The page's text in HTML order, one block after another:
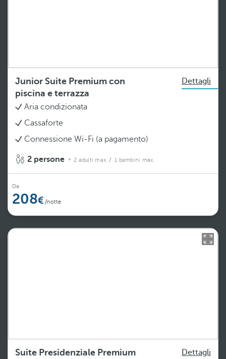
Junior Suite Premium con
piscina e terrazza
Dettagli
Aria condizionata
Cassaforte
Connessione Wi-Fi (a pagamento)
2 persone 2 adulti max. / 1 bambini max.
Da
208 /notte
Suite Presidenziale Premium
Dettagli